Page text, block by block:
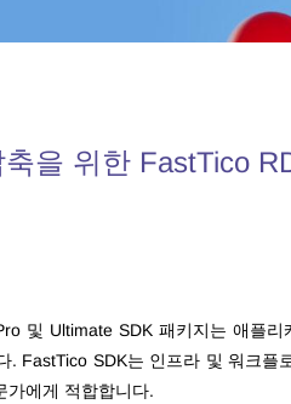
을 위한 FastTico
및 Ultimate SDK 패키지는 애플리
FastTico SDK는 인프라 및 워크플
가에게 적합합니다.